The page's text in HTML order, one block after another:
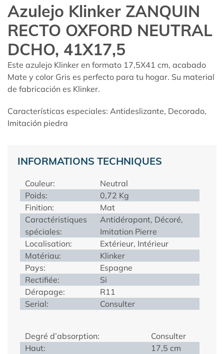
Azulejo Klinker ZANQUIN
RECTO OXFORD NEUTRAL
DCHO, 41X17,5
Este azulejo Klinker en formato 17,5X41 cm, acabado
Mate y color Gris es perfecto para tu hogar. Su material
de fabricación es Klinker.
Características especiales: Antideslizante, Decorado,
Imitación piedra
INFORMATIONS TECHNIQUES
Couleur:
Neutral
Poids:
0,72 Kg
Finition:
Mat
Caractéristiques
spéciales:
Antidérapant, Décoré,
Imitation Pierre
Localisation:
Extérieur, Intérieur
Matériau:
Klinker
Pays:
Espagne
Rectifiée:
Si
Dérapage:
R11
Serial:
Consulter
Degré d’absorption:
Consulter
Haut:
17,5 cm